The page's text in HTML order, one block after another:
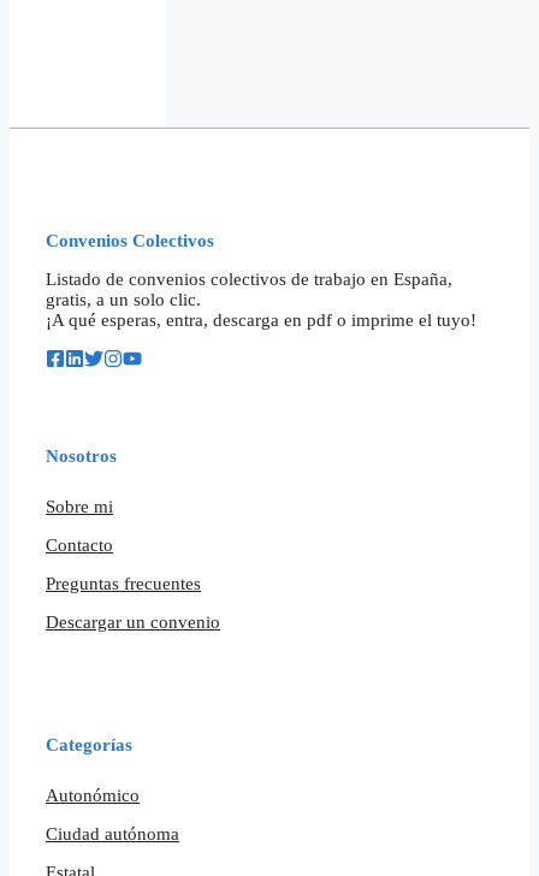
Convenios Colectivos
Listado de convenios colectivos de trabajo en España,
gratis, a un solo clic.
¡A qué esperas, entra, descarga en pdf o imprime el tuyo!
Nosotros
Sobre mi
Contacto
Preguntas frecuentes
Descargar un convenio
Categorías
Autonómico
Ciudad autónoma